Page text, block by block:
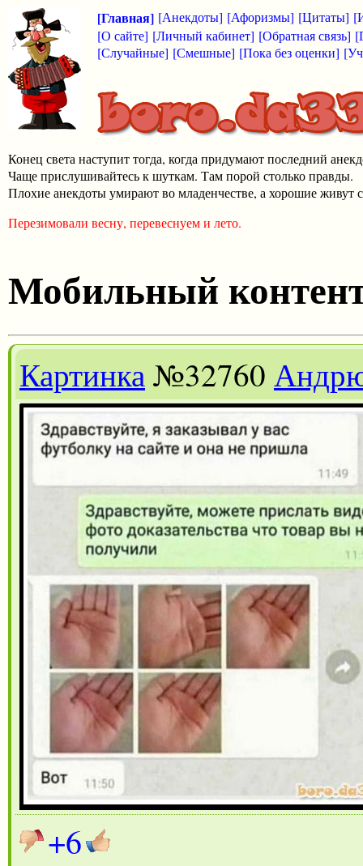
[Главная] [Анекдоты] [Афоризмы] [Цитаты]
[О сайте] [Личный кабинет] [Обратная связь]
[Случайные] [Смешные] [Пока без оценки]
Конец света наступит тогда, когда придумают последний
Чаще прислушивайтесь к шуткам. Там порой столько правды.
Плохие анекдоты умирают во младенчестве, а хорошие живут
Перезимовали весну, перевеснуем и лето.
Мобильный
Картинка№32760
+6